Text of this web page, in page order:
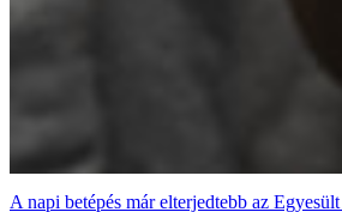
A napi betépés már elterjedtebb az